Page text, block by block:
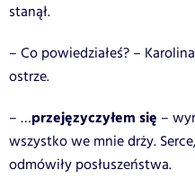
stanął.
– Co powiedziałeś? –
ostrze.
– …przejęzyczyłem się –
wszystko we mnie drży.
odmówiły posłuszeństwa.